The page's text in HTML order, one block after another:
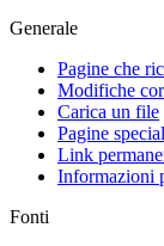
Generale
Pagine che
Modifiche
Carica un file
Pagine
Link
Informazioni
Fonti